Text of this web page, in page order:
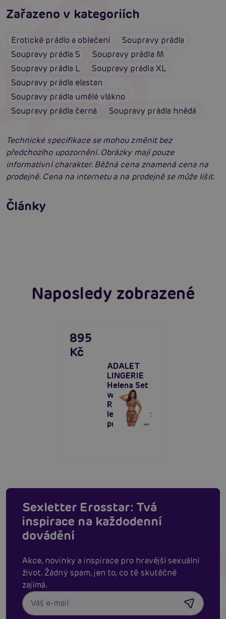
Zařazeno v kategoriích
Erotické prádlo a oblečení
Soupravy prádla
Soupravy prádla S
Soupravy prádla M
Soupravy prádla L
Soupravy prádla XL
Soupravy prádla elastan
Soupravy prádla umělé vlákno
Soupravy prádla černá
Soupravy prádla hnědá
Technické specifikace se mohou změnit bez
předchozího upozornění. Obrázky mají pouze
informativní charakter. Běžná cena znamená cena na
prodejně. Cena na internetu a na prodejně se může lišit.
Články
neodolatelně sexy
Číst více
Erotická inteligence: Příručka Sexiomů
Naposledy zobrazené
ADALET
LINGERIE
Helena Set
with Leg
Rings,
leopardí set
prádla
895
Kč
Sexletter Erosstar: Tvá
inspirace na každodenní
dovádění
Akce, novinky a inspirace pro hravější sexuální
život. Žádný spam, jen to, co tě skutěčně
zajímá.